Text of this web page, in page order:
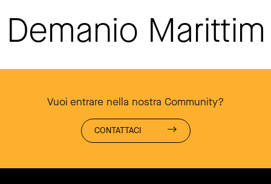
Demanio
Vuoi entrare nella nostra Community?
CONTATTACI